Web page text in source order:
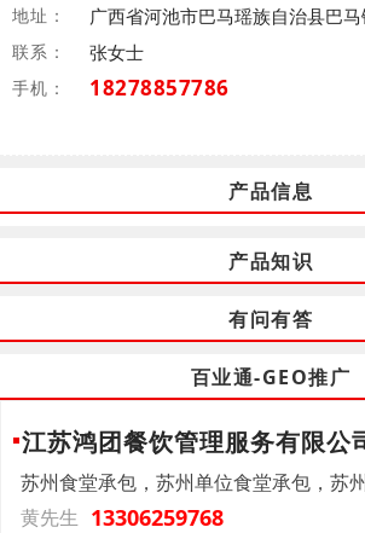
地址： 广西省河池市巴马瑶族自治县巴
联系： 张女士
手机： 18278857786
产品信息
产品知识
有问有答
百业通-GEO推广
江苏鸿团餐饮管理服务有限公
苏州食堂承包，苏州单位食堂承包，苏
黄先生 13306259768